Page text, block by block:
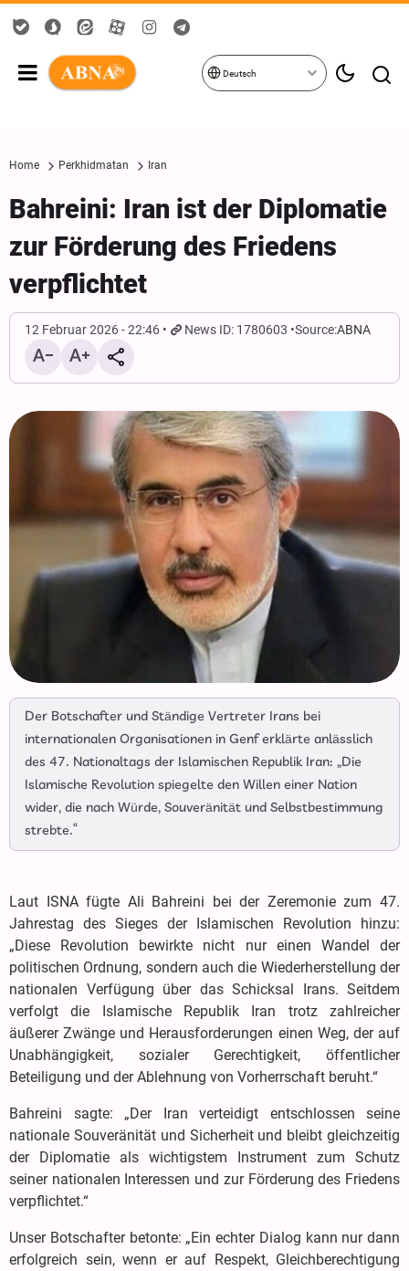
Deutsch
Home Perkhidmatan Iran
Bahreini: Iran ist der Diplomatie
zur Förderung des Friedens
verpflichtet
12 Februar 2026 - 22:46 News ID: 1780603 Source:ABNA
Der Botschafter und Ständige Vertreter Irans bei
internationalen Organisationen in Genf erklärte anlässlich
des 47. Nationaltags der Islamischen Republik Iran: „Die
Islamische Revolution spiegelte den Willen einer Nation
wider, die nach Würde, Souveränität und Selbstbestimmung
strebte.“
Laut ISNA fügte Ali Bahreini bei der Zeremonie zum 47.
Jahrestag des Sieges der Islamischen Revolution hinzu:
„Diese Revolution bewirkte nicht nur einen Wandel der
politischen Ordnung, sondern auch die Wiederherstellung der
nationalen Verfügung über das Schicksal Irans. Seitdem
verfolgt die Islamische Republik Iran trotz zahlreicher
äußerer Zwänge und Herausforderungen einen Weg, der auf
Unabhängigkeit, sozialer Gerechtigkeit, öffentlicher
Beteiligung und der Ablehnung von Vorherrschaft beruht.“
Bahreini sagte: „Der Iran verteidigt entschlossen seine
nationale Souveränität und Sicherheit und bleibt gleichzeitig
der Diplomatie als wichtigstem Instrument zum Schutz
seiner nationalen Interessen und zur Förderung des Friedens
verpflichtet.“
Unser Botschafter betonte: „Ein echter Dialog kann nur dann
erfolgreich sein, wenn er auf Respekt, Gleichberechtigung